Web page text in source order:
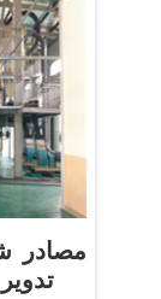
مصادر